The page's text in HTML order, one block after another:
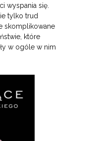
wyspania się.
tylko trud
skomplikowane
które
w ogóle w nim